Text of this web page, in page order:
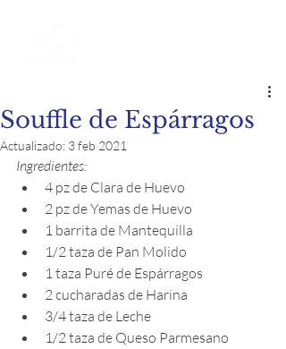
Souffle de Espárragos
Actualizado: 3 feb 2021
Ingredientes:
4 pz de Clara de Huevo
2 pz de Yemas de Huevo
1 barrita de Mantequilla
1/2 taza de Pan Molido
1 taza Puré de Espárragos
2 cucharadas de Harina
3/4 taza de Leche
1/2 taza de Queso Parmesano